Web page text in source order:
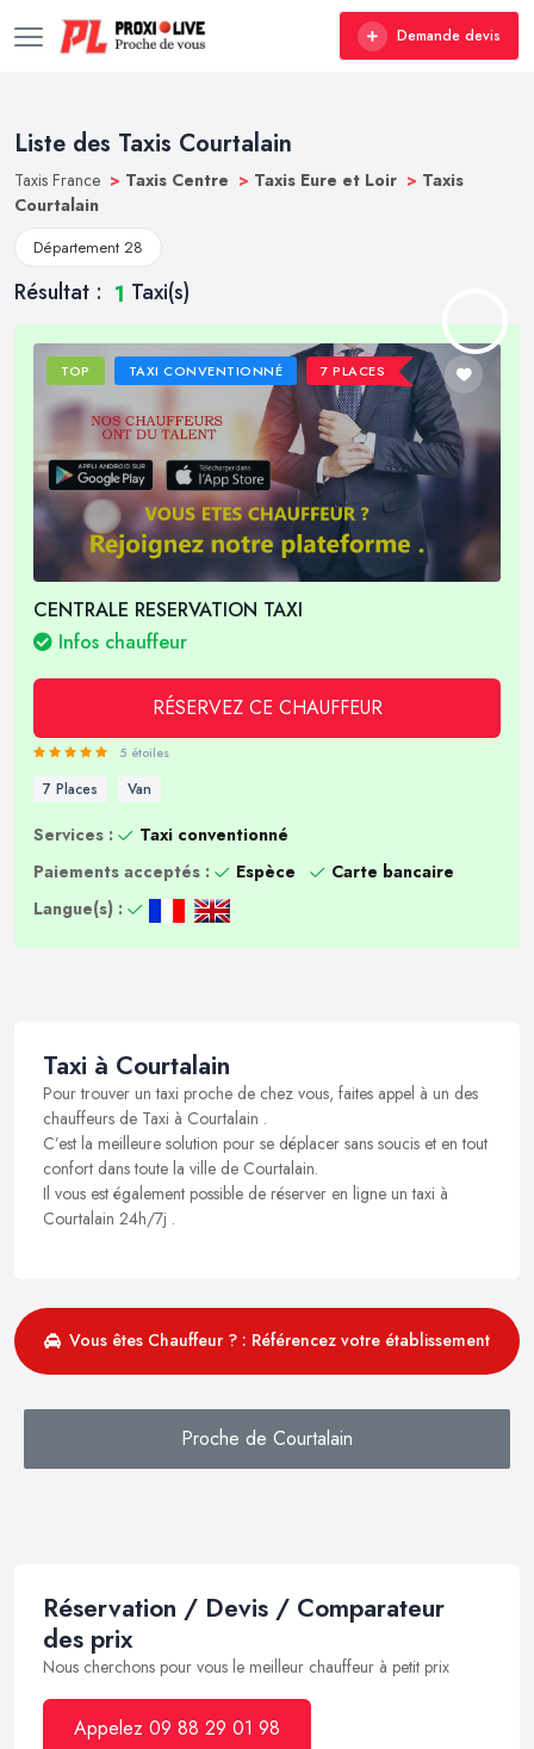
Demande devis
Liste des Taxis Courtalain
Taxis France > Taxis Centre > Taxis Eure et Loir > Taxis
Courtalain
Département 28
Résultat : 1 Taxi(s)
TOP TAXI CONVENTIONNÉ 7 PLACES
CENTRALE RESERVATION TAXI
Infos chauffeur
RÉSERVEZ CE CHAUFFEUR
5 étoiles
7 Places Van
Services :
Taxi conventionné
Paiements acceptés :
Espèce
Carte bancaire
Langue(s) :
Taxi à Courtalain
Pour trouver un taxi proche de chez vous, faites appel à un des
chauffeurs de Taxi à Courtalain .
C’est la meilleure solution pour se déplacer sans soucis et en tout
confort dans toute la ville de Courtalain.
Il vous est également possible de réserver en ligne un taxi à
Courtalain 24h/7j .
Vous êtes Chauffeur ? : Référencez votre établissement
Proche de Courtalain
Réservation / Devis / Comparateur
des prix
Nous cherchons pour vous le meilleur chauffeur à petit prix
Appelez 09 88 29 01 98